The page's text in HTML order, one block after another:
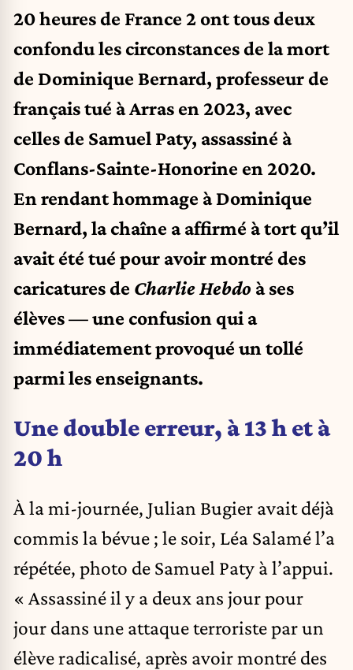
20 heures de France 2 ont tous deux
confondu les circonstances de la mort
de Dominique Bernard, professeur de
français tué à Arras en 2023, avec
celles de Samuel Paty, assassiné à
Conflans-Sainte-Honorine en 2020.
En rendant hommage à Dominique
Bernard, la chaîne a affirmé à tort qu’il
avait été tué pour avoir montré des
caricatures de Charlie Hebdo à ses
élèves — une confusion qui a
immédiatement provoqué un tollé
parmi les enseignants.
Une double erreur, à 13 h et à
20 h
À la mi-journée, Julian Bugier avait déjà
commis la bévue ; le soir, Léa Salamé l’a
répétée, photo de Samuel Paty à l’appui.
« Assassiné il y a deux ans jour pour
jour dans une attaque terroriste par un
élève radicalisé, après avoir montré des